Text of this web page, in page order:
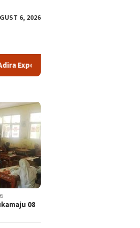
6, 2026
Merdeka Tawarkan Bunga 1,76 Persen
08